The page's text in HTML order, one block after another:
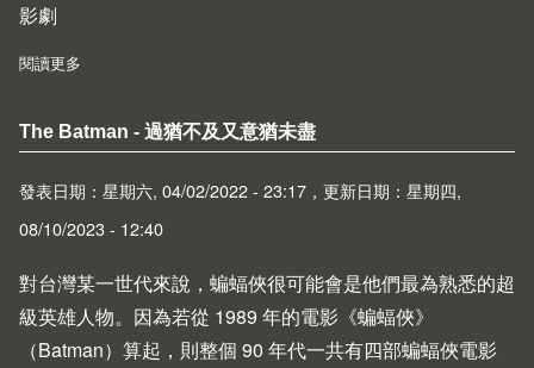
影劇
閱讀更多
The Batman - 過猶不及又意猶未盡
發表日期：星期六, 04/02/2022 - 23:17，更新日期：星期四,
08/10/2023 - 12:40
對台灣某一世代來說，蝙蝠俠很可能會是他們最為熟悉的超
級英雄人物。因為若從 1989 年的電影《蝙蝠俠》
（Batman）算起，則整個 90 年代一共有四部蝙蝠俠電影